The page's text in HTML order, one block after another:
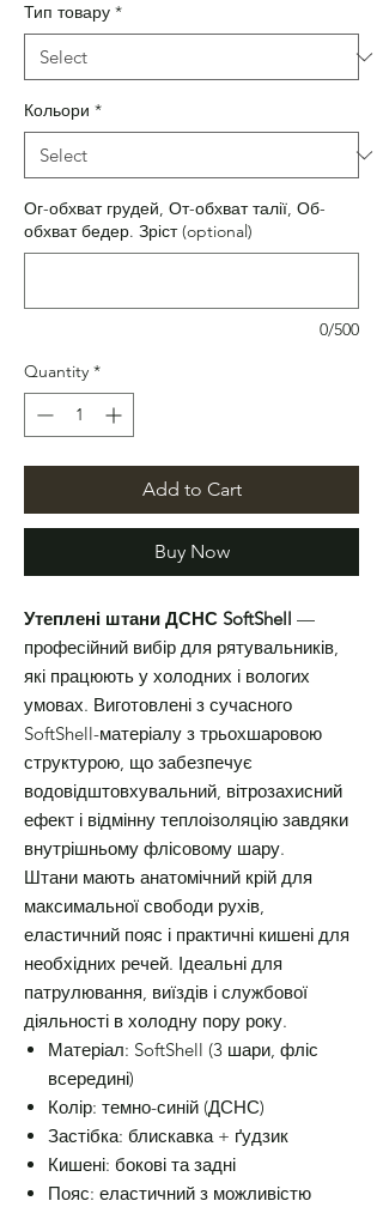
Тип товару *
Кольори *
Ог-обхват грудей, От-обхват талії, Об-
обхват бедер. Зріст (optional)
0/500
Quantity *
Add to Cart
Buy Now
Утеплені штани ДСНС SoftShell —
професійний вибір для рятувальників,
які працюють у холодних і вологих
умовах. Виготовлені з сучасного
SoftShell-матеріалу з трьохшаровою
структурою, що забезпечує
водовідштовхувальний, вітрозахисний
ефект і відмінну теплоізоляцію завдяки
внутрішньому флісовому шару.
Штани мають анатомічний крій для
максимальної свободи рухів,
еластичний пояс і практичні кишені для
необхідних речей. Ідеальні для
патрулювання, виїздів і службової
діяльності в холодну пору року.
Матеріал: SoftShell (3 шари, фліс
всередині)
Колір: темно-синій (ДСНС)
Застібка: блискавка + ґудзик
Кишені: бокові та задні
Пояс: еластичний з можливістю